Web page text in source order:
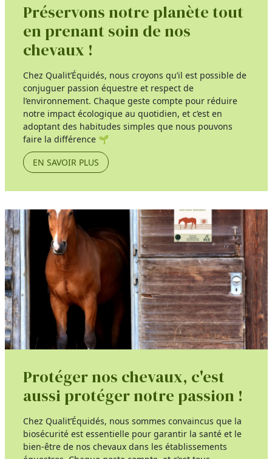
Préservons notre planète tout
en prenant soin de nos
chevaux !
Chez Qualit’Équidés, nous croyons qu’il est possible de
conjuguer passion équestre et respect de
l’environnement. Chaque geste compte pour réduire
notre impact écologique au quotidien, et c’est en
adoptant des habitudes simples que nous pouvons
faire la différence 🌱
EN SAVOIR PLUS
Protéger nos chevaux, c'est
aussi protéger notre passion !
Chez Qualit’Équidés, nous sommes convaincus que la
biosécurité est essentielle pour garantir la santé et le
bien-être de nos chevaux dans les établissements